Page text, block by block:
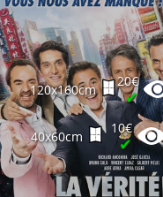
120x160cm
20€
✔
40x60cm
10€
✔